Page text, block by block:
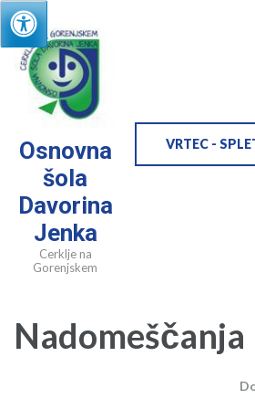
Skip
to
content
(Press
Enter)
Osnovna
šola
Davorina
Jenka
Cerklje na
Gorenjskem
VRTEC -
Nadomeščanja